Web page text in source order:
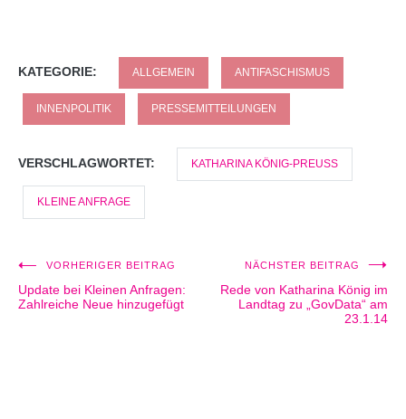
KATEGORIE: ALLGEMEIN ANTIFASCHISMUS
INNENPOLITIK PRESSEMITTEILUNGEN
VERSCHLAGWORTET: KATHARINA KÖNIG-PREUSS
KLEINE ANFRAGE
Beitragsnavigation
VORHERIGER BEITRAG
Update bei Kleinen Anfragen:
Zahlreiche Neue hinzugefügt
NÄCHSTER BEITRAG
Rede von Katharina König im
Landtag zu „GovData“ am
23.1.14